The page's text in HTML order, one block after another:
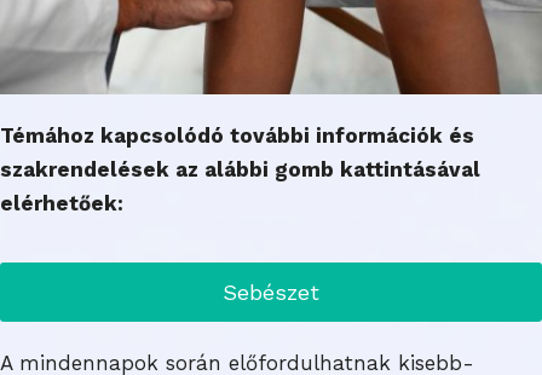
Témához kapcsolódó további információk és
szakrendelések az alábbi gomb kattintásával
elérhetőek:
Sebészet
A mindennapok során előfordulhatnak kisebb-